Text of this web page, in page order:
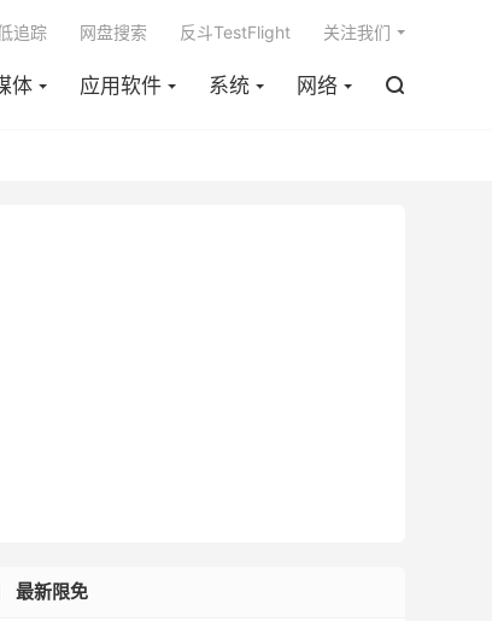
体 应用软件 系统 网络 
追踪 网盘搜索 反斗TestFlight 关注我们
最新限免